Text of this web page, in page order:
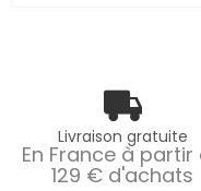
Livraison gratuite
En France à partir
129 € d'achats